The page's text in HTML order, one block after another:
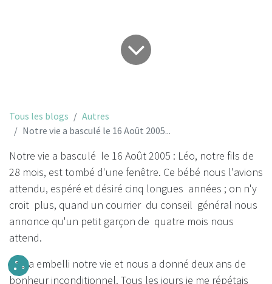
Tous les blogs
Autres
Notre vie a basculé le 16 Août 2005...
Notre vie a basculé le 16 Août 2005 : Léo, notre fils de
28 mois, est tombé d'une fenêtre. Ce bébé nous l'avions
attendu, espéré et désiré cinq longues années ; on n'y
croit plus, quand un courrier du conseil général nous
annonce qu'un petit garçon de quatre mois nous
attend.
Léo a embelli notre vie et nous a donné deux ans de
bonheur inconditionnel. Tous les jours je me répétais